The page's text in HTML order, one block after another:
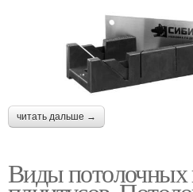
читать дальше →
Виды